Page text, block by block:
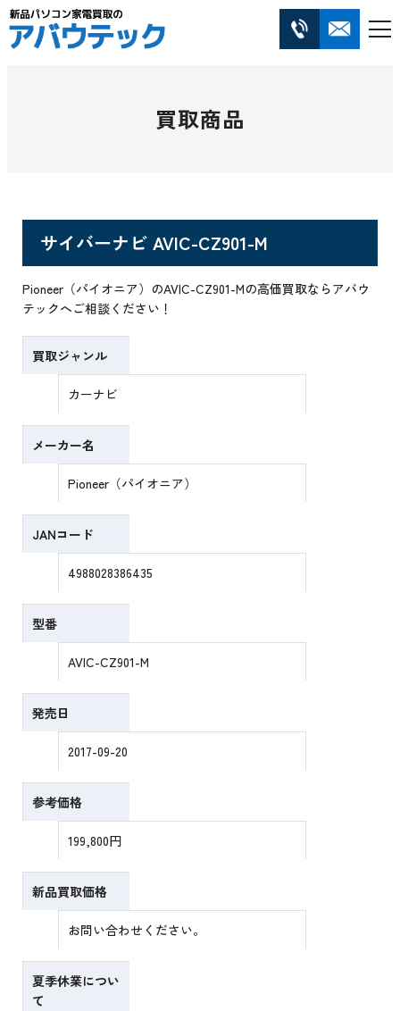
買取商品
サイバーナビ AVIC-CZ901-M
Pioneer（パイオニア）のAVIC-CZ901-Mの高価買取ならアバウ
テックへご相談ください！
買取ジャンル
カーナビ
メーカー名
Pioneer（パイオニア）
JANコード
4988028386435
型番
AVIC-CZ901-M
発売日
2017-09-20
参考価格
199,800円
新品買取価格
お問い合わせください。
夏季休業につい
て